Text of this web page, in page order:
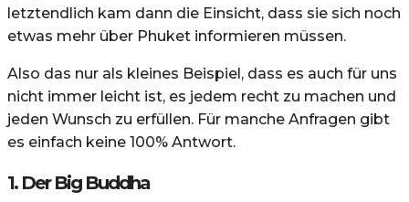
letztendlich kam dann die Einsicht, dass sie sich noch
etwas mehr über Phuket informieren müssen.
Also das nur als kleines Beispiel, dass es auch für uns
nicht immer leicht ist, es jedem recht zu machen und
jeden Wunsch zu erfüllen. Für manche Anfragen gibt
es einfach keine 100% Antwort.
1. Der Big Buddha